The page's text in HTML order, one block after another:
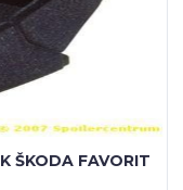
ŠKODA FAVORIT